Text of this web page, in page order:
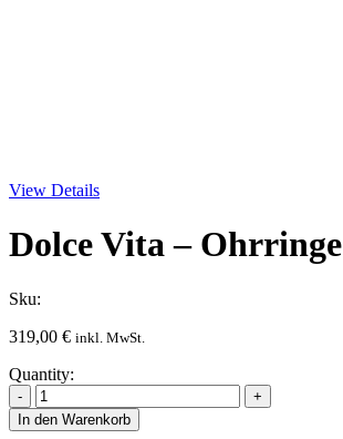
View Details
Dolce Vita – Ohrringe
Sku:
319,00 € inkl. MwSt.
Quantity:
In den Warenkorb